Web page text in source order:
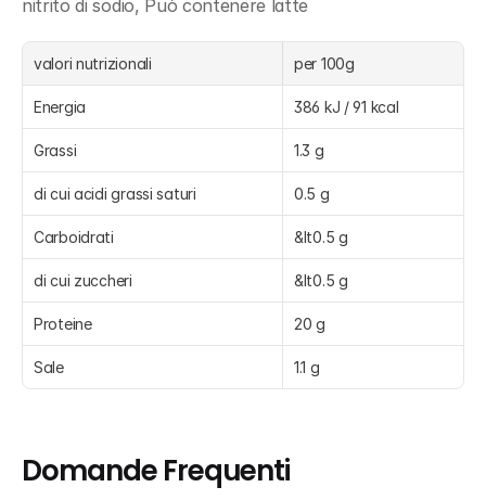
nitrito di sodio, Può contenere latte
valori nutrizionali per 100g
Energia 386 kJ / 91 kcal
Grassi 1.3 g
di cui acidi grassi saturi 0.5 g
Carboidrati &lt0.5 g
di cui zuccheri &lt0.5 g
Proteine 20 g
Sale 1.1 g
Domande Frequenti